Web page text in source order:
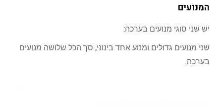
המנועים
יש שני סוגי מנועים בערכה:
שני מנועים גדולים ומנוע אחד בינוני, סך הכל שלושה מנועים
בערכה.